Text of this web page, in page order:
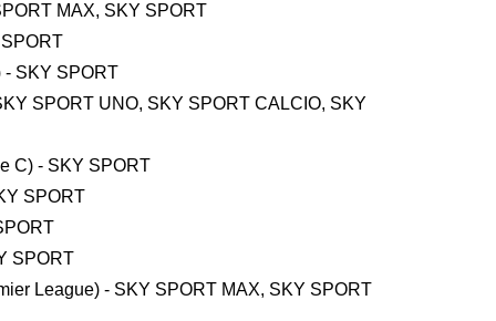
MAX, SKY SPORT
- SKY SPORT
SPORT UNO, SKY SPORT CALCIO, SKY
C) - SKY SPORT
SPORT
SPORT
League) - SKY SPORT MAX, SKY SPORT